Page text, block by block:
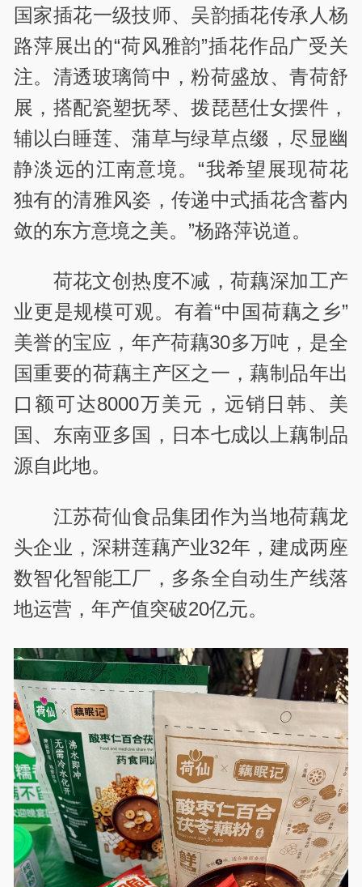
国家插花一级技师、吴韵插花传承人杨
路萍展出的“荷风雅韵”插花作品广受关
注。清透玻璃筒中，粉荷盛放、青荷舒
展，搭配瓷塑抚琴、拨琵琶仕女摆件，
辅以白睡莲、蒲草与绿草点缀，尽显幽
静淡远的江南意境。“我希望展现荷花
独有的清雅风姿，传递中式插花含蓄内
敛的东方意境之美。”杨路萍说道。
荷花文创热度不减，荷藕深加工产
业更是规模可观。有着“中国荷藕之乡”
美誉的宝应，年产荷藕30多万吨，是全
国重要的荷藕主产区之一，藕制品年出
口额可达8000万美元，远销日韩、美
国、东南亚多国，日本七成以上藕制品
源自此地。
江苏荷仙食品集团作为当地荷藕龙
头企业，深耕莲藕产业32年，建成两座
数智化智能工厂，多条全自动生产线落
地运营，年产值突破20亿元。